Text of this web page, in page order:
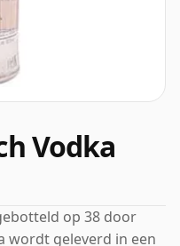
Vodka
op 38 door
wordt geleverd in een